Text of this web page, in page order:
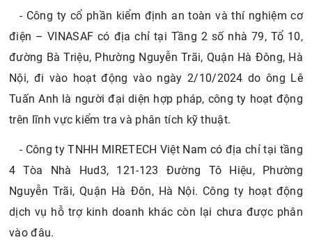
- Công ty cổ phần kiểm định an toàn và thí nghiệm cơ
điện – VINASAF có địa chỉ tại Tầng 2 số nhà 79, Tổ 10,
đường Bà Triệu, Phường Nguyễn Trãi, Quận Hà Đông, Hà
Nội, đi vào hoạt động vào ngày 2/10/2024 do ông Lê
Tuấn Anh là người đại diện hợp pháp, công ty hoạt động
trên lĩnh vực kiểm tra và phân tích kỹ thuật.
- Công ty TNHH MIRETECH Việt Nam có địa chỉ tại tầng
4 Tòa Nhà Hud3, 121-123 Đường Tô Hiệu, Phường
Nguyễn Trãi, Quận Hà Đôn, Hà Nội. Công ty hoạt động
dịch vụ hỗ trợ kinh doanh khác còn lại chưa được phân
vào đâu.